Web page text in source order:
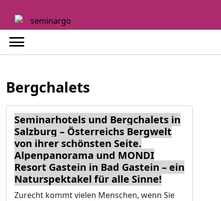
content
Bergchalets
Seminarhotels und Bergchalets in
Salzburg – Österreichs Bergwelt
von ihrer schönsten Seite.
Alpenpanorama und MONDI
Resort Gastein in Bad Gastein – ein
Naturspektakel für alle Sinne!
Zurecht kommt vielen Menschen, wenn Sie